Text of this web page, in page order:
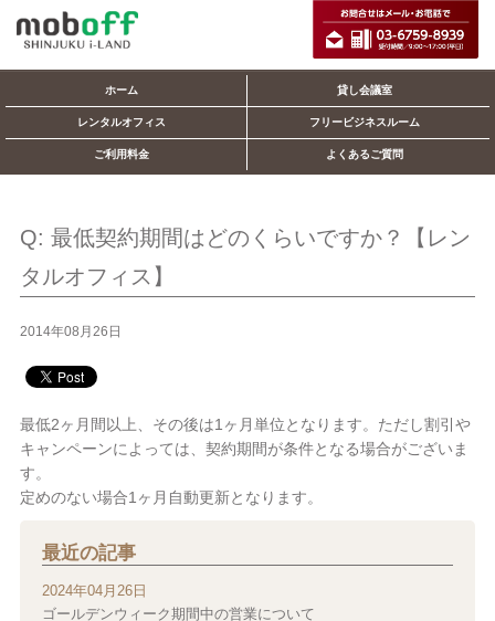
ホーム 貸し会議室
レンタルオフィス フリービジネスルーム
ご利用料金 よくあるご質問
Q: 最低契約期間はどのくらいですか？【レン
タルオフィス】
2014年08月26日
最低2ヶ月間以上、その後は1ヶ月単位となります。ただし割引や
キャンペーンによっては、契約期間が条件となる場合がございま
す。
定めのない場合1ヶ月自動更新となります。
最近の記事
2024年04月26日
ゴールデンウィーク期間中の営業について